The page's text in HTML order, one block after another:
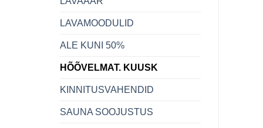
LAVAMOODULID
ALE KUNI 50%
HÕÕVELMAT. KUUSK
KINNITUSVAHENDID
SAUNA SOOJUSTUS